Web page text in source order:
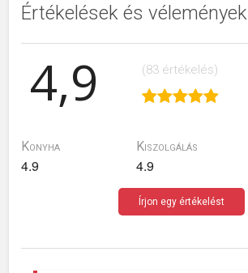
Értékelések és vélemények
4,9 (83 értékelés)
Konyha
4.9
Kiszolgálás
4.9
Írjon egy értékelést